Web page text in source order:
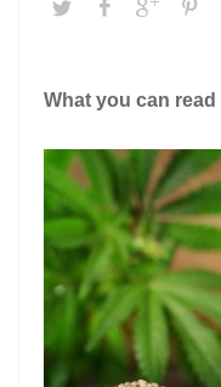
What you can read